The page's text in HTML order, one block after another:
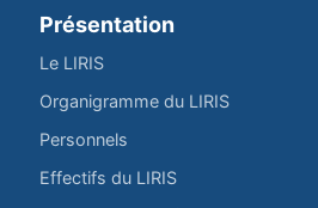
Présentation
Le LIRIS
Organigramme du LIRIS
Personnels
Effectifs du LIRIS